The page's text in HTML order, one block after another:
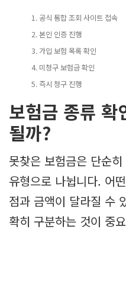
공식 통합 조회 사이트 접속
본인 인증 진행
가입 보험 목록 확인
미청구 보험금 확인
즉시 청구 진행
보험금 종류 확
될까?
못찾은 보험금은 단순
유형으로 나뉩니다. 어
점과 금액이 달라질 수
확히 구분하는 것이 중